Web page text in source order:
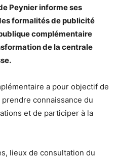
Peynier informe ses
formalités de publicité
complémentaire
de la centrale
a pour objectif de
connaissance du
et de participer à la
lieux de consultation du